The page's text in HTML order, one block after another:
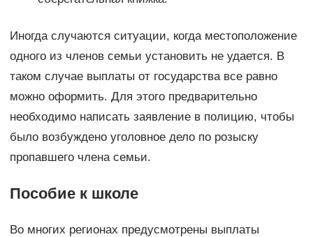
Иногда случаются ситуации, когда местоположение
одного из членов семьи установить не удается. В
таком случае выплаты от государства все равно
можно оформить. Для этого предварительно
необходимо написать заявление в полицию, чтобы
было возбуждено уголовное дело по розыску
пропавшего члена семьи.
Пособие к школе
Во многих регионах предусмотрены выплаты